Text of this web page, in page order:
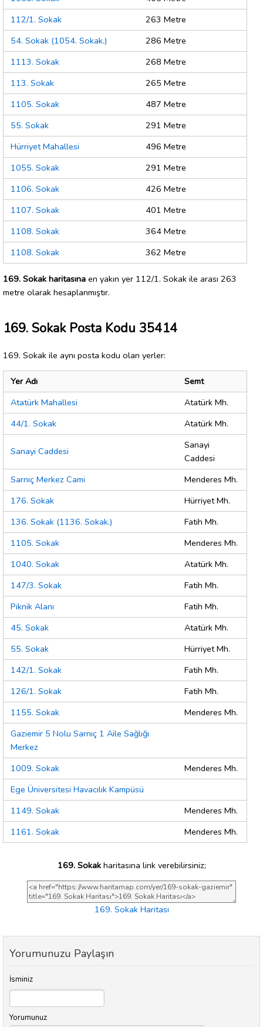
112/1. Sokak
263 Metre
54. Sokak (1054. Sokak.)
286 Metre
1113. Sokak
268 Metre
113. Sokak
265 Metre
1105. Sokak
487 Metre
55. Sokak
291 Metre
Hürriyet Mahallesi
496 Metre
1055. Sokak
291 Metre
1106. Sokak
426 Metre
1107. Sokak
401 Metre
1108. Sokak
364 Metre
1108. Sokak
362 Metre
169. Sokak haritasına en yakın yer 112/1. Sokak ile arası 263
metre olarak hesaplanmıştır.
169. Sokak Posta Kodu 35414
169. Sokak ile aynı posta kodu olan yerler:
Yer Adı
Semt
Atatürk Mahallesi
Atatürk Mh.
44/1. Sokak
Atatürk Mh.
Sanayi Caddesi
Sanayi
Caddesi
Sarnıç Merkez Cami
Menderes Mh.
176. Sokak
Hürriyet Mh.
136. Sokak (1136. Sokak.)
Fatih Mh.
1105. Sokak
Menderes Mh.
1040. Sokak
Atatürk Mh.
147/3. Sokak
Fatih Mh.
Piknik Alanı
Fatih Mh.
45. Sokak
Atatürk Mh.
55. Sokak
Hürriyet Mh.
142/1. Sokak
Fatih Mh.
126/1. Sokak
Fatih Mh.
1155. Sokak
Menderes Mh.
Gaziemir 5 Nolu Sarnıç 1 Aile Sağlığı
Merkez
1009. Sokak
Menderes Mh.
Ege Üniversitesi Havacılık Kampüsü
1149. Sokak
Menderes Mh.
1161. Sokak
Menderes Mh.
169. Sokakharitasına link verebilirsiniz;
169. Sokak Haritası
Yorumunuzu Paylaşın
İsminiz
Yorumunuz